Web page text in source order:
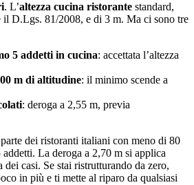
. L’altezza cucina ristorante standard,
D.Lgs. 81/2008, e di 3 m. Ma ci sono tre
5 addetti in cucina: accettata l’altezza
m di altitudine: il minimo scende a
: deroga a 2,55 m, previa
dei ristoranti italiani con meno di 80
La deroga a 2,70 m si applica
dei casi. Se stai ristrutturando da zero,
in più e ti mette al riparo da qualsiasi